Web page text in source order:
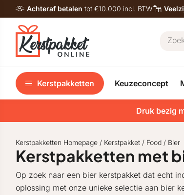
Achteraf betalen tot €10.000 incl. BTW
Kerstpakketten Keuzeconcept
Druk bezig
Kerstpakketten Homepage / Kerstpakket / Food / Bier
Kerstpakketten met
Op zoek naar een bier kerstpakket dat echt
oplossing met onze unieke selectie aan bier